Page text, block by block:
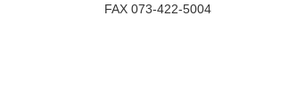
FAX 073-422-5004